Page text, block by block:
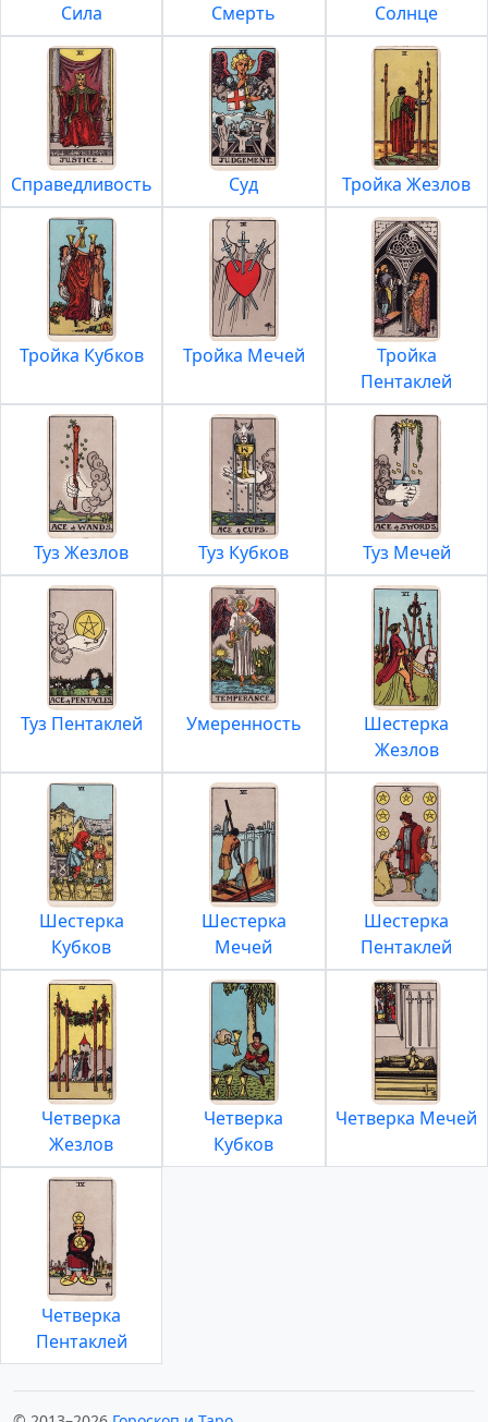
Сила Смерть Солнце
Справедливость Суд Тройка Жезлов
Тройка Кубков Тройка Мечей
Тройка
Пентаклей
Туз Жезлов Туз Кубков Туз Мечей
Туз Пентаклей Умеренность
Шестерка
Жезлов
Шестерка
Кубков
Шестерка
Мечей
Шестерка
Пентаклей
Четверка
Жезлов
Четверка
Кубков
Четверка Мечей
Четверка
Пентаклей